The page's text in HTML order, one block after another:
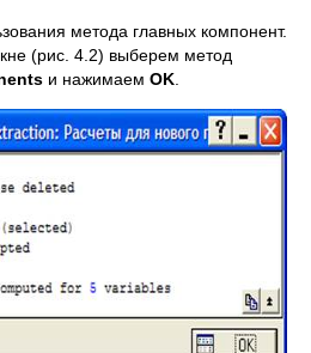
метода главных компонент.
(рис. 4.2) выберем метод
и нажимаем OK